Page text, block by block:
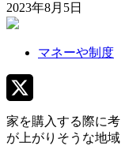
2023年8月5日
マネーや制度
X
家を購入する際に
が上がりそうな地